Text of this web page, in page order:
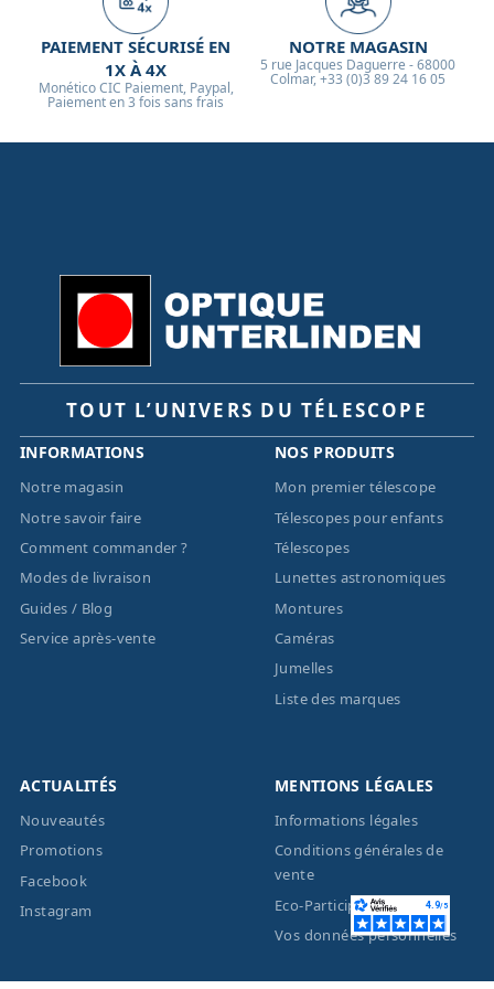
backfocus.
PAIEMENT SÉCURISÉ EN
1X À 4X
Monético CIC Paiement, Paypal,
Paiement en 3 fois sans frais
NOTRE MAGASIN
5 rue Jacques Daguerre - 68000
Colmar, +33 (0)3 89 24 16 05
TOUT L’UNIVERS DU TÉLESCOPE
INFORMATIONS
Notre magasin
Notre savoir faire
Comment commander ?
Modes de livraison
Guides / Blog
Service après-vente
NOS PRODUITS
Mon premier télescope
Télescopes pour enfants
Télescopes
Lunettes astronomiques
Montures
Caméras
Jumelles
Liste des marques
ACTUALITÉS
Nouveautés
Promotions
Facebook
Instagram
MENTIONS LÉGALES
Informations légales
Conditions générales de
vente
Eco-Participation
Vos données personnelles